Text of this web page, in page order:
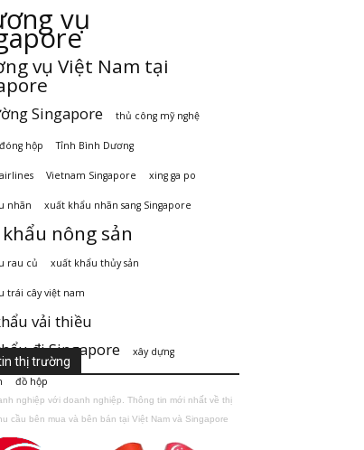
vụ
vụ Việt Nam tại
Singapore thủ công mỹ nghệ
hộp Tỉnh Bình Dương
Vietnam Singapore xing ga po
nhãn xuất khẩu nhãn sang Singapore
nông sản
rau củ xuất khẩu thủy sản
trái cây việt nam
vải thiều
đi Singapore
xây dựng
đồ hộp
thị trường
nghiệp với doanh nghiệp. Thông tin mới nhất về thị
cầu bên mua và bên bán tại Việt Nam và Singapore